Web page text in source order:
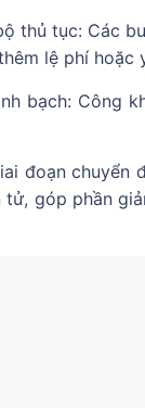
thủ tục: Các
lệ phí hoặc
bạch: Công
đoạn chuyển
góp phần